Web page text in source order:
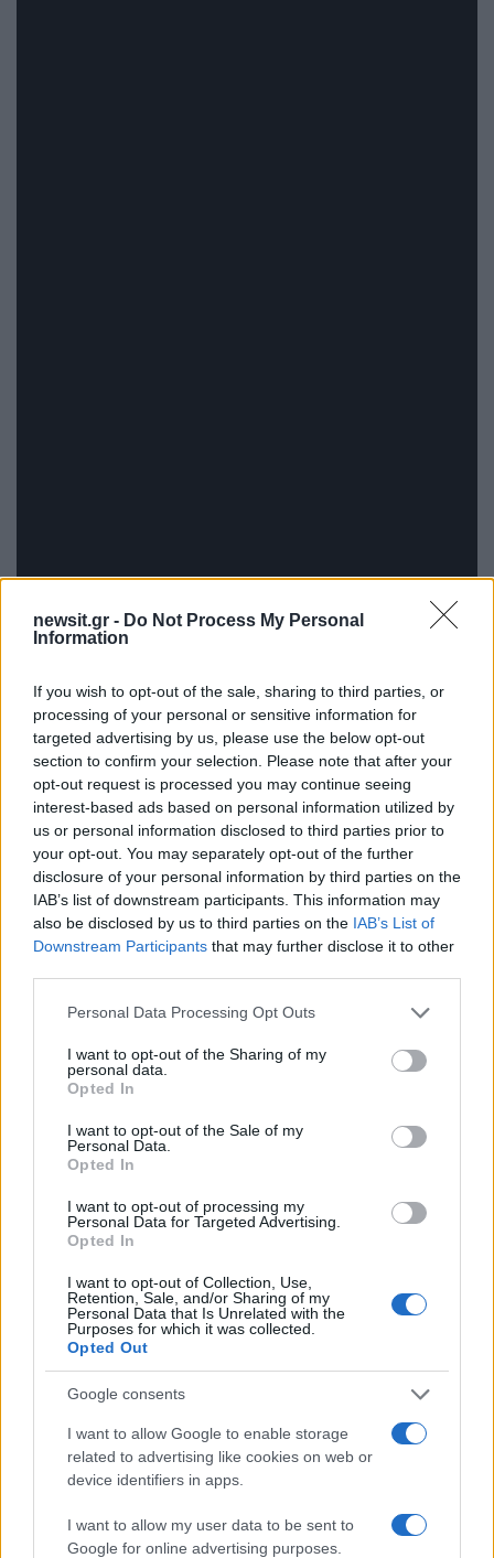
newsit.gr - Do Not Process My Personal
Information
If you wish to opt-out of the sale, sharing to third parties, or
processing of your personal or sensitive information for
targeted advertising by us, please use the below opt-out
section to confirm your selection. Please note that after your
opt-out request is processed you may continue seeing
interest-based ads based on personal information utilized by
us or personal information disclosed to third parties prior to
your opt-out. You may separately opt-out of the further
disclosure of your personal information by third parties on the
IAB’s list of downstream participants. This information may
also be disclosed by us to third parties on the IAB’s List of
Downstream Participants that may further disclose it to other
Please note that this website/app uses one or more Google
not limited to your visit or usage behaviour. You may click to
grant or deny consent to Google and its third-party tags to
use your data for below specified purposes in below Google
consent section.
Personal Data Processing Opt Outs
I want to opt-out of the Sharing of my
personal data.
Opted In
I want to opt-out of the Sale of my
Personal Data.
Opted In
I want to opt-out of processing my
Personal Data for Targeted Advertising.
Opted In
I want to opt-out of Collection, Use,
Retention, Sale, and/or Sharing of my
Personal Data that Is Unrelated with the
Purposes for which it was collected.
Opted Out
Google consents
I want to allow Google to enable storage
related to advertising like cookies on web or
device identifiers in apps.
I want to allow my user data to be sent to
Google for online advertising purposes.
ΔΙΑΦΗΜΙΣΗ
Σχόλια
Αν τα χάσατε
Φωτιά στο Μουζάκι Ηλείας
- Μεγάλη κινητοποίηση της
Πυροσβεστικής σε δασική
έκταση με πεύκα, πριν την
είσοδο του χωριού
Νέο βίντεο με τον
Μοτζτάμπα Χαμενεΐ
φουντώνουν οι φήμες